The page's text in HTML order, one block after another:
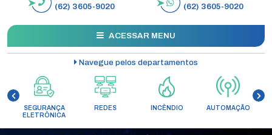
(62) 3605-9020 (62) 3605-9020
ACESSAR MENU
Navegue pelos departamentos
SEGURANÇA
ELETRÔNICA
REDES INCÊNDIO AUTOMAÇÃO